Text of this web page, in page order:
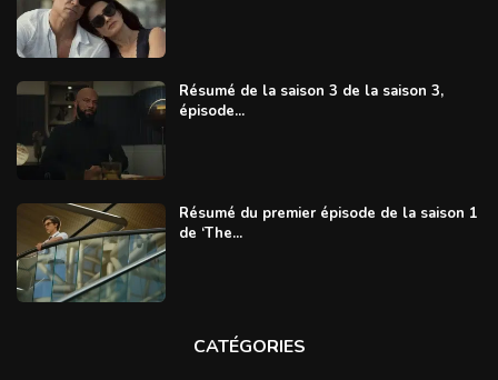
Résumé de la saison 3 de la saison 3,
épisode...
Résumé du premier épisode de la saison 1
de ‘The...
CATÉGORIES